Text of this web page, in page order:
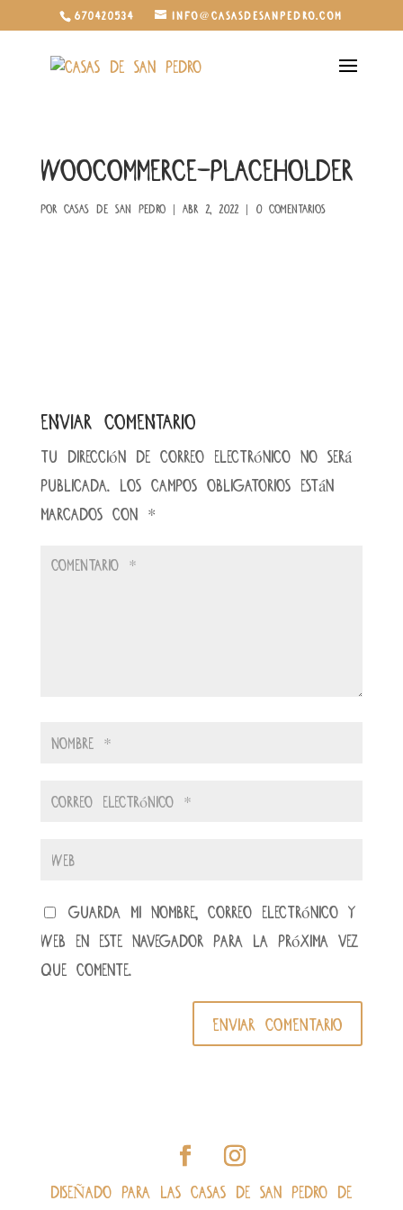
670420534 info@casasdesanpedro.com
woocommerce-placeholder
por Casas de San Pedro| Abr 2, 2022| 0 Comentarios
Enviar comentario
Tu dirección de correo electrónico no será
publicada. Los campos obligatorios están
marcados con *
Guarda mi nombre, correo electrónico y
web en este navegador para la próxima vez
que comente.
DISEÑADO PARA LAS CASAS DE SAN PEDRO DE